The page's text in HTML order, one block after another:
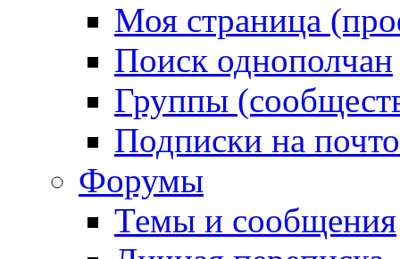
Моя страница
Поиск однополчан
Группы
Подписки на
Форумы
Темы и сообщения